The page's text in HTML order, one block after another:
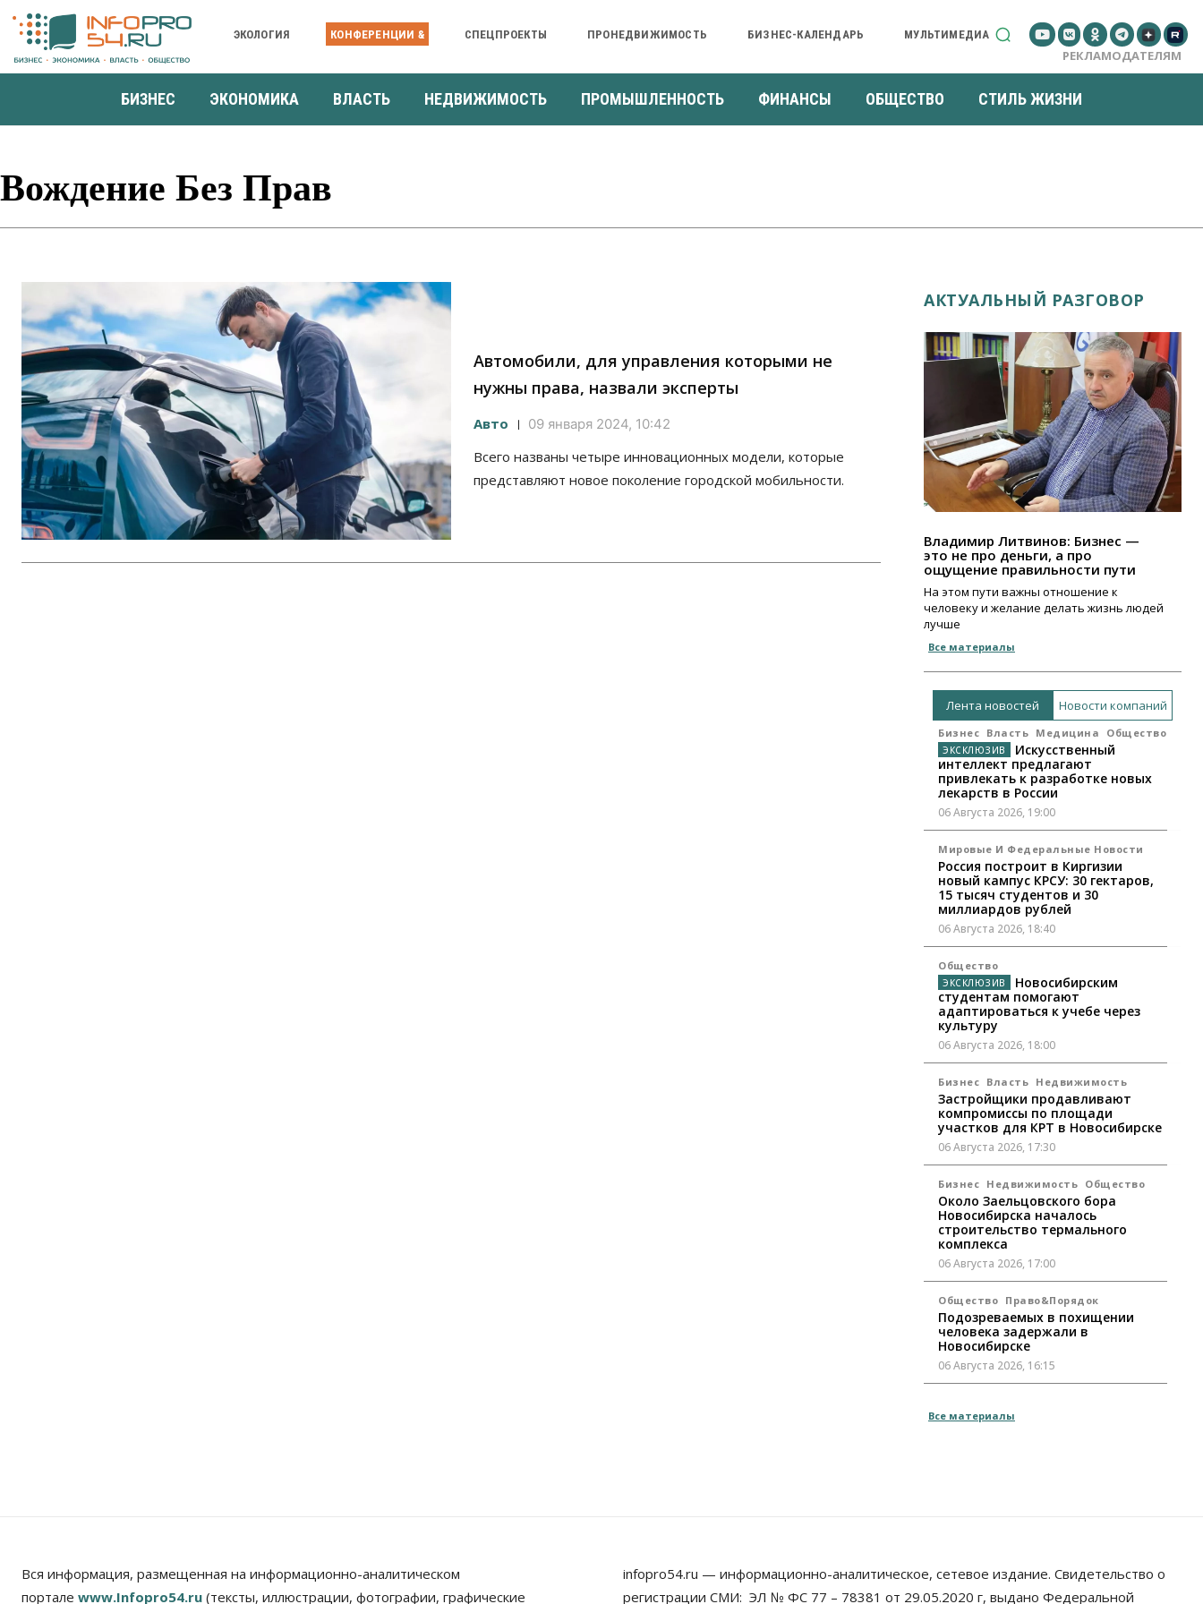
ЭКОЛОГИЯ КОНФЕРЕНЦИИ & СПЕЦПРОЕКТЫ ПРОНЕДВИЖИМОСТЬ БИЗНЕС-КАЛЕНДАРЬ МУЛЬТИМЕДИА
РЕКЛАМОДАТЕЛЯМ
БИЗНЕС ЭКОНОМИКА ВЛАСТЬ НЕДВИЖИМОСТЬ ПРОМЫШЛЕННОСТЬ ФИНАНСЫ ОБЩЕСТВО СТИЛЬ ЖИЗНИ
Вождение Без Прав
Автомобили, для управления которыми не
нужны права, назвали эксперты
Авто 09 января 2024, 10:42
Всего названы четыре инновационных модели, которые
представляют новое поколение городской мобильности.
АКТУАЛЬНЫЙ РАЗГОВОР
Владимир Литвинов: Бизнес —
это не про деньги, а про
ощущение правильности пути
На этом пути важны отношение к
человеку и желание делать жизнь людей
лучше
Все материалы
Лента новостей Новости компаний
Бизнес Власть Медицина Общество
Искусственный
интеллект предлагают
привлекать к разработке новых
лекарств в России
06 Августа 2026, 19:00
Мировые И Федеральные Новости
Россия построит в Киргизии
новый кампус КРСУ: 30 гектаров,
15 тысяч студентов и 30
миллиардов рублей
06 Августа 2026, 18:40
Общество
Новосибирским
студентам помогают
адаптироваться к учебе через
культуру
06 Августа 2026, 18:00
Бизнес Власть Недвижимость
Застройщики продавливают
компромиссы по площади
участков для КРТ в Новосибирске
06 Августа 2026, 17:30
Бизнес Недвижимость Общество
Около Заельцовского бора
Новосибирска началось
строительство термального
комплекса
06 Августа 2026, 17:00
Общество Право&Порядок
Подозреваемых в похищении
человека задержали в
Новосибирске
06 Августа 2026, 16:15
Пенсионеры старше 80 лет в
Власть
Все материалы
Вся информация, размещенная на информационно-аналитическом
портале www.Infopro54.ru (тексты, иллюстрации, фотографии, графические
infopro54.ru — информационно-аналитическое, сетевое издание. Свидетельство о
регистрации СМИ: ЭЛ № ФС 77 – 78381 от 29.05.2020 г, выдано Федеральной